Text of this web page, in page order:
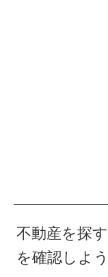
不動産を探
を確認しよう